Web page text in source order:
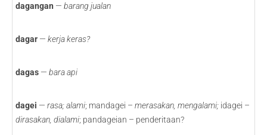
dagangan — barang jualan
dagar — kerja keras?
dagas — bara api
dagei — rasa; alami; mandagei – merasakan, mengalami; idagei –
dirasakan, dialami; pandageian – penderitaan?